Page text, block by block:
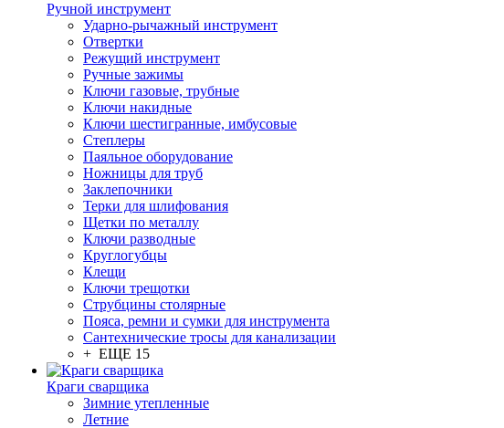
Ручной инструмент
Ударно-рычажный инструмент
Отвертки
Режущий инструмент
Ручные зажимы
Ключи газовые, трубные
Ключи накидные
Ключи шестигранные, имбусовые
Степлеры
Паяльное оборудование
Ножницы для труб
Заклепочники
Терки для шлифования
Щетки по металлу
Ключи разводные
Круглогубцы
Клещи
Ключи трещотки
Струбцины столярные
Пояса, ремни и сумки для инструмента
Сантехнические тросы для канализации
+ ЕЩЕ 15
Краги сварщика
Зимние утепленные
Летние